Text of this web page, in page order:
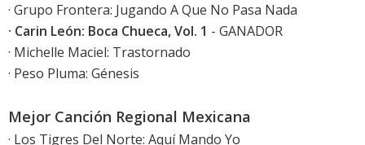
· Grupo Frontera: Jugando A Que No Pasa Nada
· Carin León: Boca Chueca, Vol. 1 - GANADOR
· Michelle Maciel: Trastornado
· Peso Pluma: Génesis
Mejor Canción Regional Mexicana
· Los Tigres Del Norte: Aquí Mando Yo